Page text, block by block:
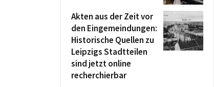
Akten aus der Zeit vor
den Eingemeindungen:
Historische Quellen zu
Leipzigs Stadtteilen
sind jetzt online
recherchierbar